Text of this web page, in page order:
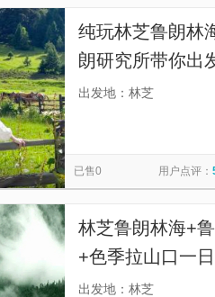
纯玩林芝鲁朗林
朗研究所带你出
海，云雾缭绕间
出发地：林芝
已售0 用户点评：
林芝鲁朗林海+
+色季拉山口一
区接送】
出发地：林芝